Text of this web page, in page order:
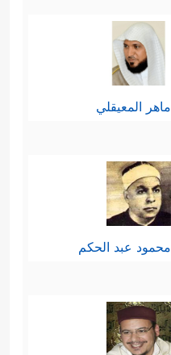
ماهر المعيقلي
محمود عبد الحكم